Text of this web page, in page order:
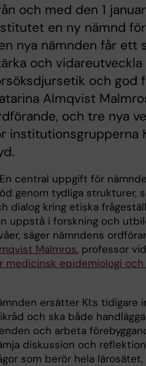
och med den 1
en ny nämnd
nya nämnden får
och
och god
Almqvist
och tre nya
institutionsgrupperna
central uppgift för
genom tydliga strukturer,
dialog kring etiska
uppstå i forskning och
säger nämndens
Malmros, professor vid
medicinsk epidemiologi
ersätter KI:s tidigare
och ska både
och arbeta
diskussion och
som berör hela lärosätet.